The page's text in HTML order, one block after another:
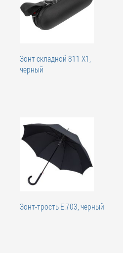
Зонт складной 811 X1,
черный
Зонт-трость E.703, черный